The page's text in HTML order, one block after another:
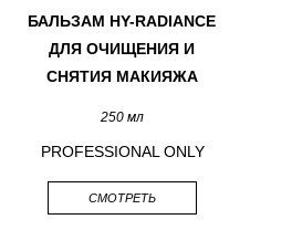
БАЛЬЗАМ HY-RADIANCE
ДЛЯ ОЧИЩЕНИЯ И
СНЯТИЯ МАКИЯЖА
250 мл
PROFESSIONAL ONLY
СМОТРЕТЬ